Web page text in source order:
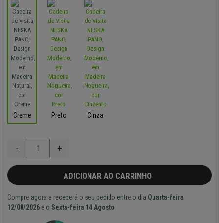
Creme Preto Cinza
- +
ADICIONAR AO CARRINHO
Compre agora e receberá o seu pedido entre o dia Quarta-feira
12/08/2026 e o Sexta-feira 14 Agosto